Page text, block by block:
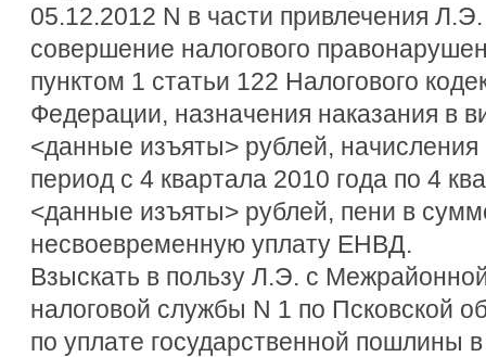
05.12.2012 N в части привлечения Л.Э.
совершение налогового
пунктом 1 статьи 122 Налогового
Федерации, назначения наказания в
<данные изъяты> рублей,
период с 4 квартала 2010 года по 4
<данные изъяты> рублей, пени в
несвоевременную уплату ЕНВД.
Взыскать в пользу Л.Э. с
налоговой службы N 1 по Псковской
по уплате государственной пошлины